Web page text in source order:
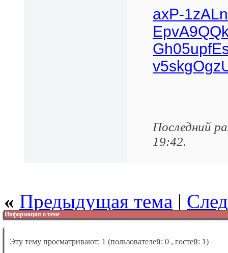
axP-
Последний
19:42.
« Предыдущая тема |
Информация о теме
Эту тему просматривают: 1 (пользователей: 0 , гостей: 1)